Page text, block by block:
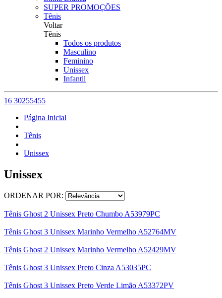
SUPER PROMOÇÕES
Tênis
Voltar
Tênis
Todos os produtos
Masculino
Feminino
Unissex
Infantil
16 30255455
Página Inicial
Tênis
Unissex
Unissex
ORDENAR POR:
Tênis Ghost 2 Unissex Preto Chumbo A53979PC
Tênis Ghost 3 Unissex Marinho Vermelho A52764MV
Tênis Ghost 2 Unissex Marinho Vermelho A52429MV
Tênis Ghost 3 Unissex Preto Cinza A53035PC
Tênis Ghost 3 Unissex Preto Verde Limão A53372PV